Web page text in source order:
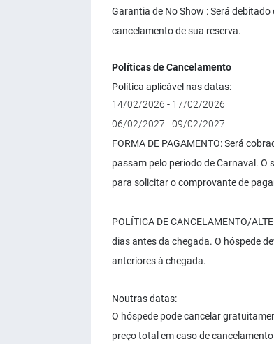
Garantia de No Show : Será
cancelamento de sua reserva.
Políticas de Cancelamento
Política aplicável nas datas:
14/02/2026 - 17/02/2026
06/02/2027 - 09/02/2027
FORMA DE PAGAMENTO: Será
passam pelo período de Carnaval.
para solicitar o comprovante de
POLÍTICA DE CANCELAMENTO/
dias antes da chegada. O hóspede
anteriores à chegada.
Noutras datas:
O hóspede pode cancelar
preço total em caso de